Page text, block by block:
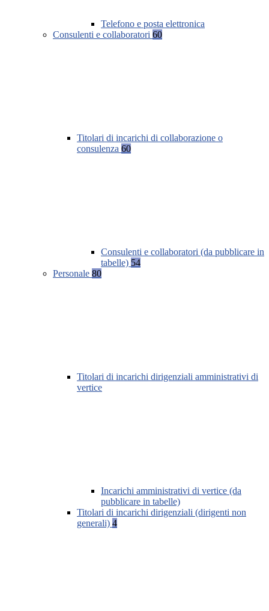
Telefono e posta elettronica
Consulenti e collaboratori 60
Titolari di incarichi di collaborazione o
consulenza 60
Consulenti e collaboratori (da pubblicare in
tabelle) 54
Personale 80
Titolari di incarichi dirigenziali amministrativi di
vertice
Incarichi amministrativi di vertice (da
pubblicare in tabelle)
Titolari di incarichi dirigenziali (dirigenti non
generali) 4